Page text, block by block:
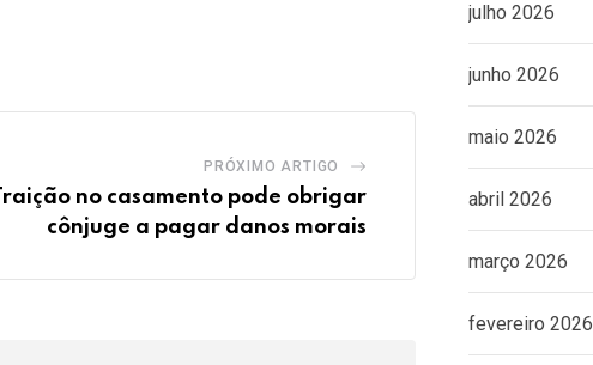
PRÓXIMO ARTIGO
Traição no casamento pode obrigar
cônjuge a pagar danos morais
julho 2026
junho 2026
maio 2026
abril 2026
março 2026
fevereiro 2026